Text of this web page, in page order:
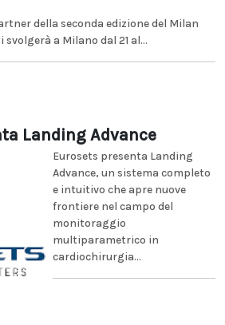
della seconda edizione del Milan
a Milano dal 21 al...
Landing Advance
Eurosets presenta Landing
Advance, un sistema completo
e intuitivo che apre nuove
frontiere nel campo del
monitoraggio
multiparametrico in
cardiochirurgia...